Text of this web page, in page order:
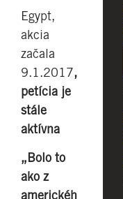
Egypt,
akcia
začala
9.1.2017,
petícia je
stále
aktívna
„Bolo to
ako z
americkéh